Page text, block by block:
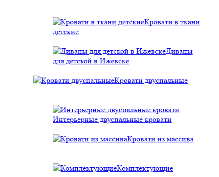
Кровати в ткани
детские
Диваны
для детской в Ижевске
Кровати двуспальные
Интерьерные двуспальные кровати
Кровати из массива
Комплектующие